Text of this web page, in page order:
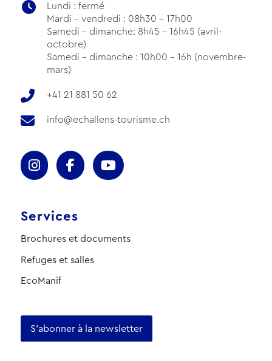
Lundi : fermé
Mardi - vendredi : 08h30 - 17h00
Samedi - dimanche: 8h45 - 16h45 (avril-
octobre)
Samedi - dimanche : 10h00 - 16h (novembre-
mars)
+41 21 881 50 62
info@echallens-tourisme.ch
Services
Brochures et documents
Refuges et salles
EcoManif
S'abonner à la newsletter